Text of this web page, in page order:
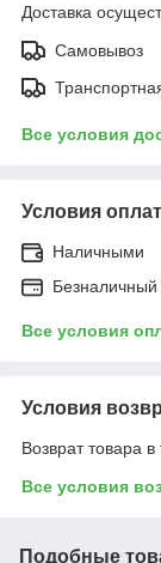
Доставка
Самовывоз
Все условия
Условия
Наличными
Безналичный
Все условия
Условия
Возврат товара
Все условия
Подобные